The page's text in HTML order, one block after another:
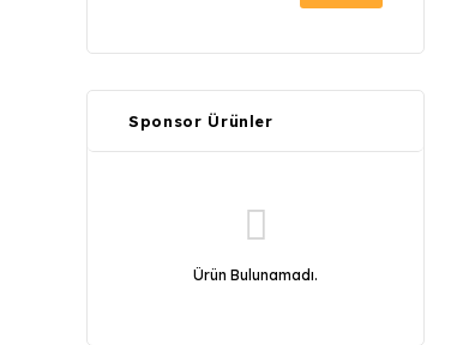
Sponsor Ürünler
Ürün Bulunamadı.